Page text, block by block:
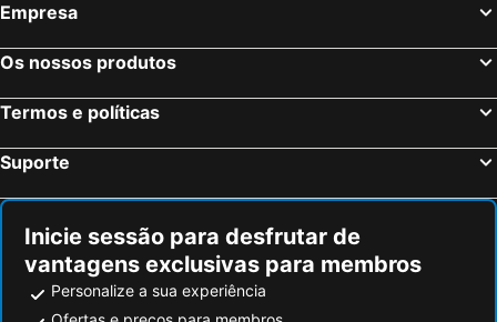
Empresa
Os nossos produtos
Termos e políticas
Suporte
Inicie sessão para desfrutar de
vantagens exclusivas para membros
Personalize a sua experiência